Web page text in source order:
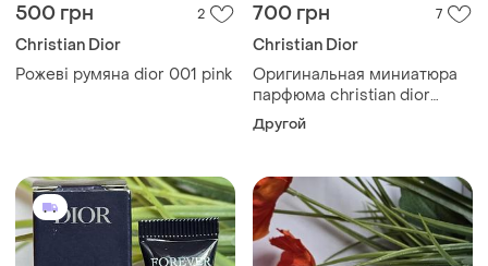
500 грн 2
Christian Dior
Рожеві румяна dior 001 pink
700 грн 7
Christian Dior
Оригинальная миниатюра
парфюма christian dior
diorissimo eau de toilette
(флакон 7.5 мл).страна
(made in INS) оригинал
Другой